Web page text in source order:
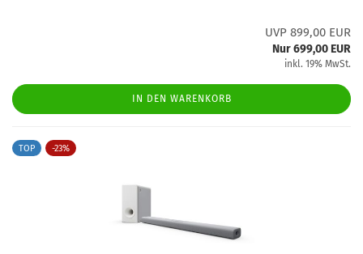
UVP 899,00 EUR
Nur 699,00 EUR
inkl. 19% MwSt.
IN DEN WARENKORB
TOP -23%